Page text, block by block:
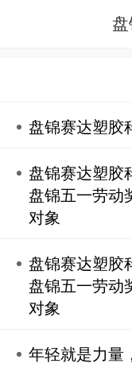
盘锦赛达塑胶
盘锦赛达塑胶
盘锦五一劳动
对象
盘锦赛达塑胶
盘锦五一劳动
对象
年轻就是力量